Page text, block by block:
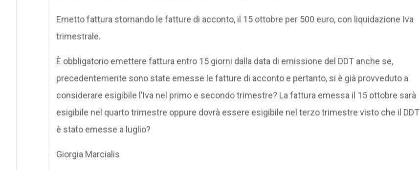
Emetto fattura stornando le fatture di acconto, il 15 ottobre per 500 euro, con liquidazione Iva
trimestrale.
È obbligatorio emettere fattura entro 15 giorni dalla data di emissione del DDT anche se,
precedentemente sono state emesse le fatture di acconto e pertanto, si è già provveduto a
considerare esigibile l’Iva nel primo e secondo trimestre? La fattura emessa il 15 ottobre sarà
esigibile nel quarto trimestre oppure dovrà essere esigibile nel terzo trimestre visto che il DDT
è stato emesse a luglio?
Giorgia Marcialis